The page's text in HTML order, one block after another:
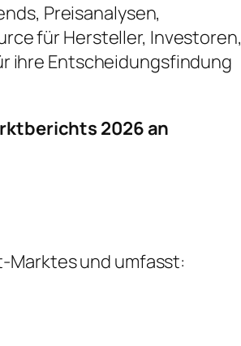
Preisanalysen,
für Hersteller, Investoren,
ihre Entscheidungsfindung
2026 an
Marktes und umfasst: